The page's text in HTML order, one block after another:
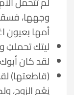
وجهها،
أمها بعيون
ليتك تحملتِ
لقد كان
(قاطعتها)
نِعْم الزوج،